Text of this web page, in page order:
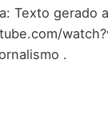
Texto gerado
.